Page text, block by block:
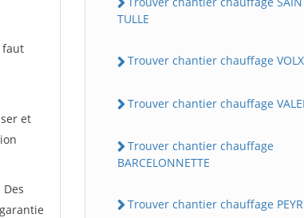
faut
et
TULLE
Trouver chantier chauffage VOLX
Trouver chantier chauffage
Trouver chantier chauffage
BARCELONNETTE
Trouver chantier chauffage